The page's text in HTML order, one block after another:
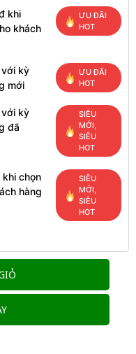
khi
khách
ƯU ĐÃI
HOT
với kỳ
mới
ƯU ĐÃI
HOT
với kỳ
đã
SIÊU
MỚI,
SIÊU
HOT
chọn
hàng
SIÊU
MỚI,
SIÊU
HOT